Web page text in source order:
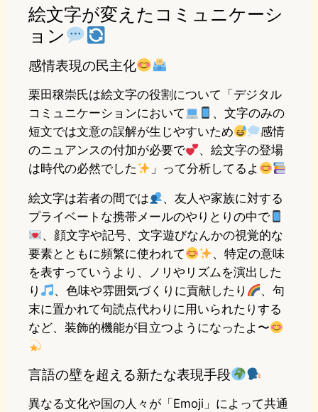
絵文字が変えたコミュニケーシ
ョン
感情表現の民主化
栗田穣崇氏は絵文字の役割について「デジタル
コミュニケーションにおいて
、文字のみの
短文では文意の誤解が生じやすいため
感情
のニュアンスの付加が必要で
、絵文字の登場
は時代の必然でした
」って分析してるよ
絵文字は若者の間では
、友人や家族に対する
プライベートな携帯メールのやりとりの中で
、顔文字や記号、文字遊びなんかの視覚的な
要素とともに頻繁に使われて
、特定の意味
を表すっていうより、ノリやリズムを演出した
り
、色味や雰囲気づくりに貢献したり
、句
末に置かれて句読点代わりに用いられたりする
など、装飾的機能が目立つようになったよ〜
言語の壁を超える新たな表現手段
異なる文化や国の人々が「Emoji」によって共通